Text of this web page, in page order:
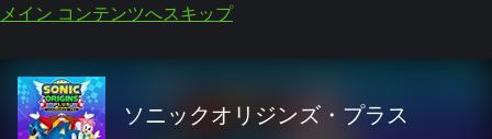
メイン コンテンツへスキップ
ソニックオリジンズ・プラス